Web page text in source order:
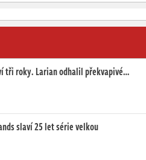
tři roky. Larian odhalil překvapivé…
slaví 25 let série velkou